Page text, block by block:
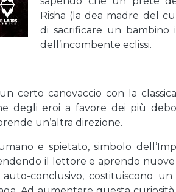
Risha (la dea madre del
di sacrificare un bambino
dell’incombente eclissi.
certo canovaccio con la
degli eroi a favore dei più
un’altra direzione.
e spietato, simbolo
il lettore e aprendo
conclusivo, costituiscono